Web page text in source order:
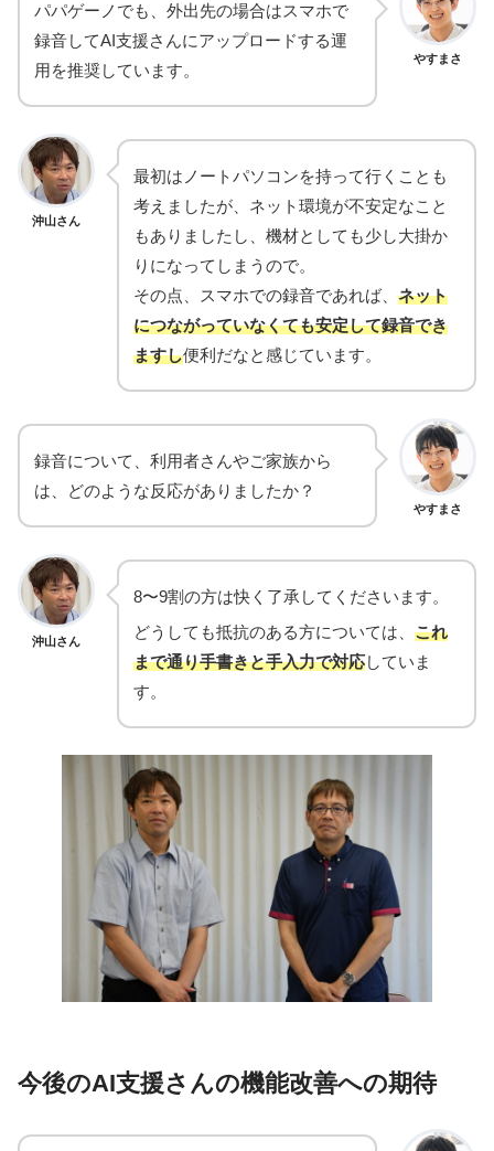
やすまさ
パパゲーノでも、外出先の場合はスマホで
録音してAI支援さんにアップロードする運
用を推奨しています。
沖山さん
最初はノートパソコンを持って行くことも
考えましたが、ネット環境が不安定なこと
もありましたし、機材としても少し大掛か
りになってしまうので。
その点、スマホでの録音であれば、 ネット
につながっていなくても安定して録音でき
ますし便利だなと感じています。
やすまさ
録音について、利用者さんやご家族から
は、どのような反応がありましたか？
沖山さん
8〜9割の方は快く了承してくださいます。
どうしても抵抗のある方については、 これ
まで通り手書きと手入力で対応していま
す。
今後のAI支援さんの機能改善への期待